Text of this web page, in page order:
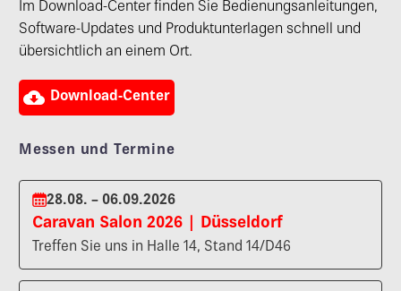
Im Download-Center finden Sie Bedienungsanleitungen,
Software-Updates und Produktunterlagen schnell und
übersichtlich an einem Ort.
 Download-Center
Messen und Termine
28.08. – 06.09.2026
Caravan Salon 2026 | Düsseldorf
Treffen Sie uns in Halle 14, Stand 14/D46